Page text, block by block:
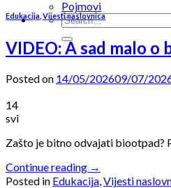
Pojmovi
Edukacija Vijesti naslovnica
VIDEO: A sad malo o
Posted on 14/05/202609/07/
14
svi
Zašto je bitno odvajati biootpad?
Continue reading →
Posted in Edukacija,Vijesti